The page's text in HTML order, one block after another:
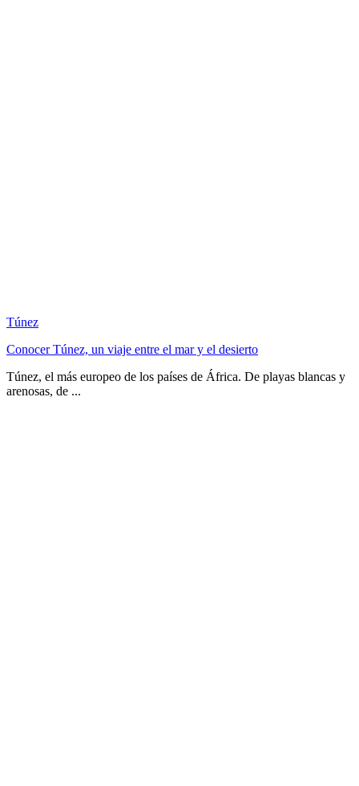
Túnez
Conocer Túnez, un viaje entre el mar y el desierto
Túnez, el más europeo de los países de África. De playas blancas y
arenosas, de ...